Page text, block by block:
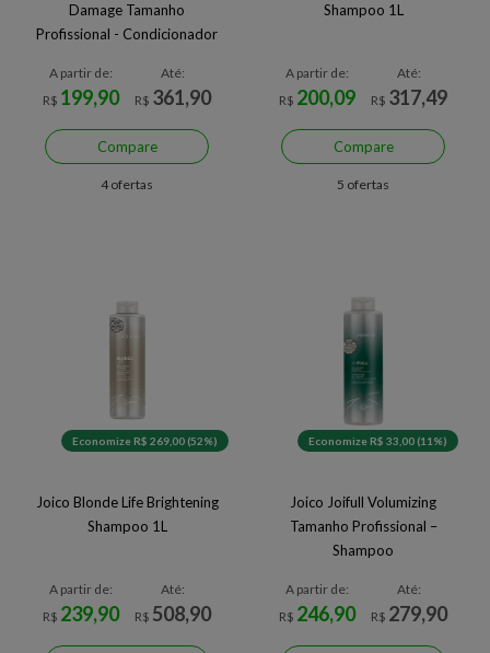
Damage Tamanho
Profissional - Condicionador
A partir de:
R$ 199,90
Até:
R$ 361,90
Compare
4 ofertas
Shampoo 1L
A partir de:
R$ 200,09
Até:
R$ 317,49
Compare
5 ofertas
Economize R$ 269,00 (52%)
Joico Blonde Life Brightening
Shampoo 1L
A partir de:
R$ 239,90
Até:
R$ 508,90
Economize R$ 33,00 (11%)
Joico Joifull Volumizing
Tamanho Profissional –
Shampoo
A partir de:
R$ 246,90
Até:
R$ 279,90